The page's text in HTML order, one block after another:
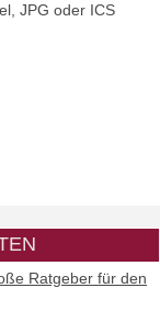
JPG oder ICS
Ratgeber für den